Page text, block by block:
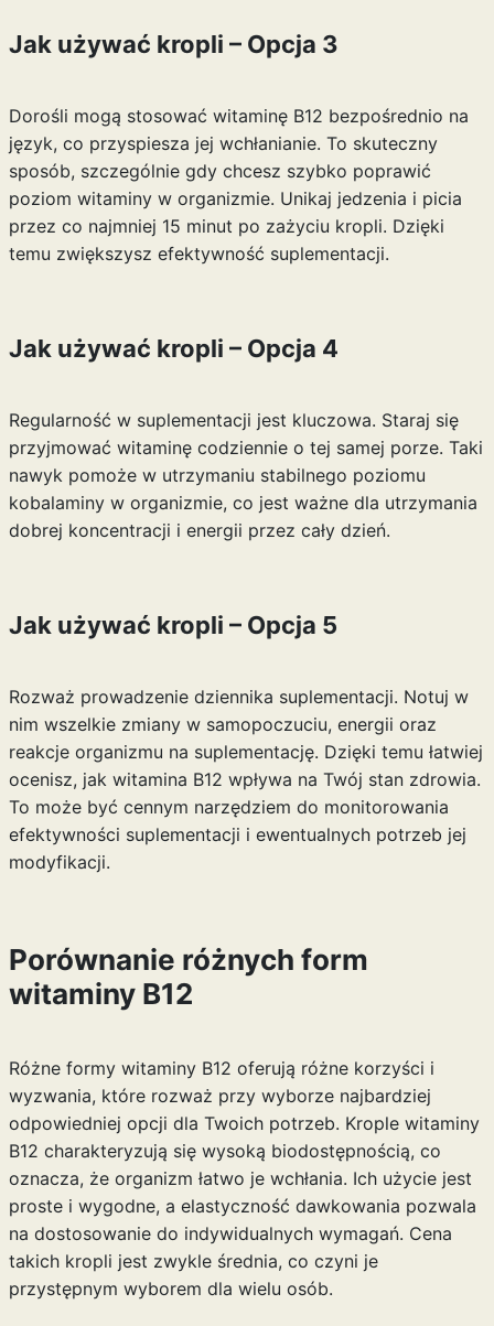
Jak używać kropli – Opcja 3
Dorośli mogą stosować witaminę B12 bezpośrednio na
język, co przyspiesza jej wchłanianie. To skuteczny
sposób, szczególnie gdy chcesz szybko poprawić
poziom witaminy w organizmie. Unikaj jedzenia i picia
przez co najmniej 15 minut po zażyciu kropli. Dzięki
temu zwiększysz efektywność suplementacji.
Jak używać kropli – Opcja 4
Regularność w suplementacji jest kluczowa. Staraj się
przyjmować witaminę codziennie o tej samej porze. Taki
nawyk pomoże w utrzymaniu stabilnego poziomu
kobalaminy w organizmie, co jest ważne dla utrzymania
dobrej koncentracji i energii przez cały dzień.
Jak używać kropli – Opcja 5
Rozważ prowadzenie dziennika suplementacji. Notuj w
nim wszelkie zmiany w samopoczuciu, energii oraz
reakcje organizmu na suplementację. Dzięki temu łatwiej
ocenisz, jak witamina B12 wpływa na Twój stan zdrowia.
To może być cennym narzędziem do monitorowania
efektywności suplementacji i ewentualnych potrzeb jej
modyfikacji.
Porównanie różnych form
witaminy B12
Różne formy witaminy B12 oferują różne korzyści i
wyzwania, które rozważ przy wyborze najbardziej
odpowiedniej opcji dla Twoich potrzeb. Krople witaminy
B12 charakteryzują się wysoką biodostępnością, co
oznacza, że organizm łatwo je wchłania. Ich użycie jest
proste i wygodne, a elastyczność dawkowania pozwala
na dostosowanie do indywidualnych wymagań. Cena
takich kropli jest zwykle średnia, co czyni je
przystępnym wyborem dla wielu osób.